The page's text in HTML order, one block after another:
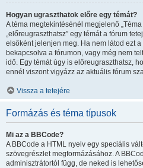
Hogyan ugraszthatok előre egy témát?
A téma megtekintésénél megjelenő
„előreugraszthatsz” egy témát a fórum
elsőként jelenjen meg. Ha nem látod ezt
bekapcsolva a fórumon, vagy még nem
idő. Egy témát úgy is előreugraszthatsz,
ennél viszont vigyázz az aktuális fórum
Vissza a tetejére
Formázás és téma típusok
Mi az a BBCode?
A BBCode a HTML nyelv egy speciális
szövegrészlet megformázásához. A
adminisztrátortól függ, de neked is